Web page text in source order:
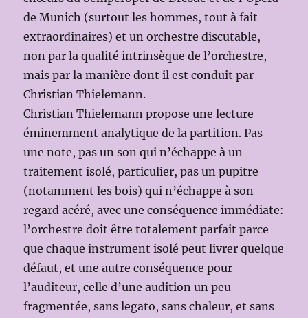
de Munich (surtout les hommes, tout à fait
extraordinaires) et un orchestre discutable,
non par la qualité intrinsèque de l’orchestre,
mais par la manière dont il est conduit par
Christian Thielemann.
Christian Thielemann propose une lecture
éminemment analytique de la partition. Pas
une note, pas un son qui n’échappe à un
traitement isolé, particulier, pas un pupitre
(notamment les bois) qui n’échappe à son
regard acéré, avec une conséquence immédiate:
l’orchestre doit être totalement parfait parce
que chaque instrument isolé peut livrer quelque
défaut, et une autre conséquence pour
l’auditeur, celle d’une audition un peu
fragmentée, sans legato, sans chaleur, et sans